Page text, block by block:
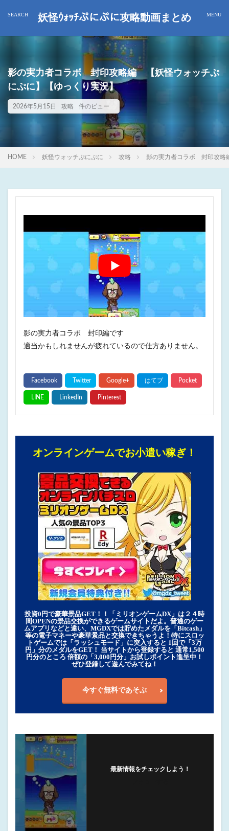
妖怪ｳｫｯﾁぷにぷに攻略動画まとめ
影の実力者コラボ 封印攻略編 【妖怪ウォッチぷ
にぷに】【ゆっくり実況】
2026年5月15日 攻略 件のビュー
HOME 妖怪ウォッチぷにぷに 攻略 影の実力者コラボ 封印攻略
影の実力者コラボ 封印編です
適当かもしれませんが疲れているので仕方ありません。
オンラインゲームでお小遣い稼ぎ！
投資0円で豪華景品GET！！「ミリオンゲームDX」は２４時
間OPENの景品交換ができるゲームサイトだよ。普通のゲー
ムアプリなどと違い、MGDXでは貯めたメダルを「Bitcash」
等の電子マネーや豪華景品と交換できちゃうよ！特にスロッ
トゲームでは「ラッシュモード」に突入すると 1回で「3万
円」分のメダルをGET！ 当サイトから登録すると 通常1,500
円分のところ 倍額の「3,000円分」お試しポイント進呈中！
ぜひ登録して遊んでみてね！
今すぐ無料であそぶ
最新情報をチェックしよう！